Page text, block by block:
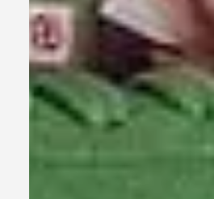
O Eye Tracking (Rastreamento
pesquisa que monitora o
Consiste em registrar a posição
em relação a um estímulo
objetivos sobre onde, por
a atenção visual é direcionada.
análise é fundamental para
engajamento visual. A
realizada por meio de um